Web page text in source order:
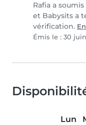
Rafia a
et Babysits a
vérification.
Émis le : 30
Lun